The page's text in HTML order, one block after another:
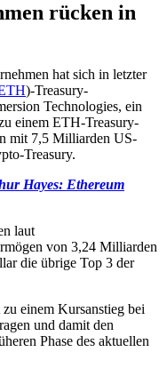
rücken in
hat sich in letzter
)-Treasury-
Technologies, ein
einem ETH-Treasury-
mit 7,5 Milliarden US-
Treasury.
Hayes: Ethereum
laut
von 3,24 Milliarden
die übrige Top 3 der
einem Kursanstieg bei
und damit den
Phase des aktuellen